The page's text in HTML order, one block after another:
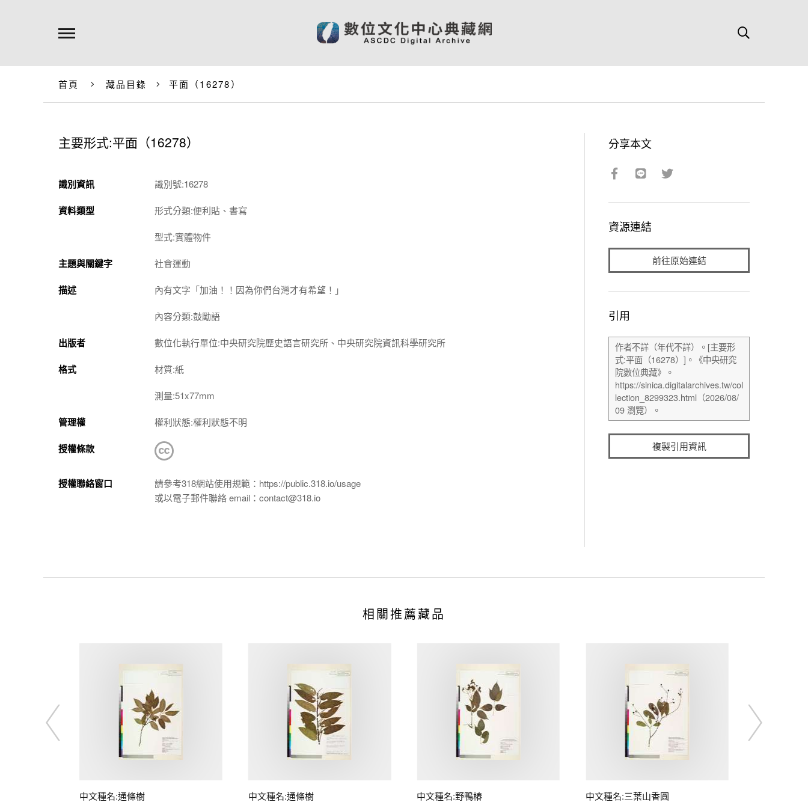
首頁 藏品目錄 平面（16278）
主要形式:平面（16278）
識別資訊 識別號:16278
資料類型 形式分類:便利貼、書寫
型式:實體物件
主題與關鍵字 社會運動
描述 內有文字「加油！！因為你們台灣才有希望！」
內容分類:鼓勵語
出版者 數位化執行單位:中央研究院歷史語言研究所、中央研究院資訊科學研究所
格式 材質:紙
測量:51x77mm
管理權 權利狀態:權利狀態不明
授權條款
授權聯絡窗口
請參考318網站使用規範：https://public.318.io/usage
或以電子郵件聯絡 email：contact@318.io
分享本文
資源連結
前往原始連結
引用
複製引用資訊
相關推薦藏品
中文種名:通條樹 中文種名:通條樹 中文種名:野鴨椿 中文種名:三葉山香圓